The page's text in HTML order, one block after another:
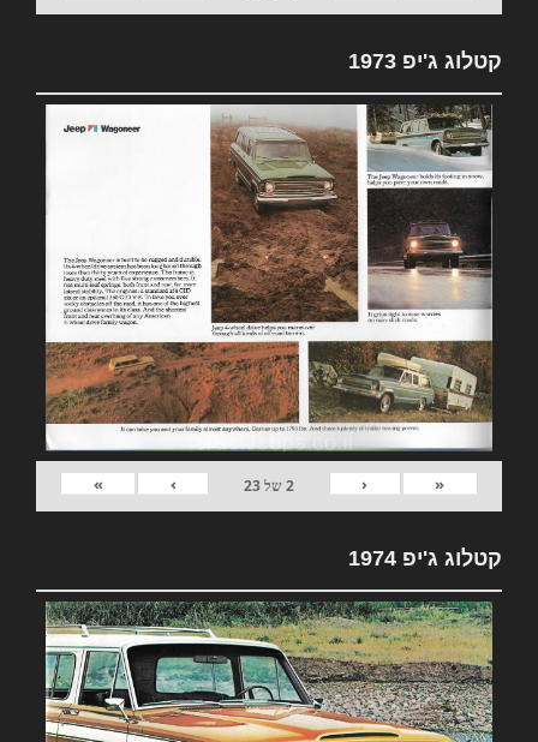
קטלוג ג'יפ 1973
«
‹
2של23
›
»
קטלוג ג'יפ 1974